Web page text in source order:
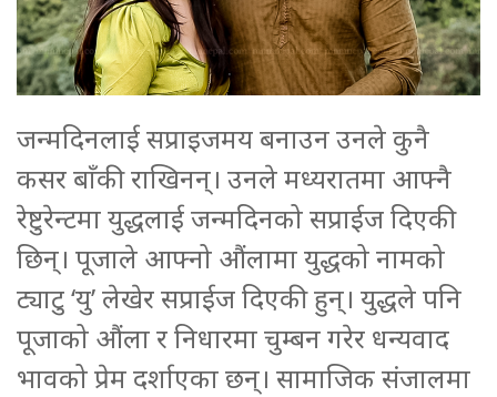
जन्मदिनलाई सप्राइजमय बनाउन उनले कुनै
कसर बाँकी राखिनन्। उनले मध्यरातमा आफ्नै
रेष्टुरेन्टमा युद्धलाई जन्मदिनको सप्राईज दिएकी
छिन्। पूजाले आफ्नो औंलामा युद्धको नामको
ट्याटु ‘यु’ लेखेर सप्राईज दिएकी हुन्। युद्धले पनि
पूजाको औंला र निधारमा चुम्बन गरेर धन्यवाद
भावको प्रेम दर्शाएका छन्। सामाजिक संजालमा